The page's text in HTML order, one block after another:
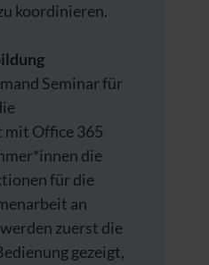
koordinieren.
Seminar für
mit Office 365
die
für die
an
zuerst die
gezeigt,